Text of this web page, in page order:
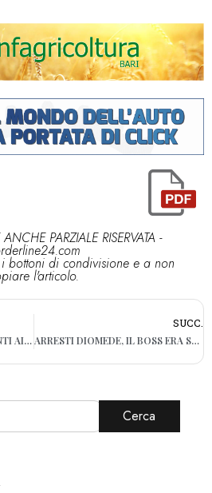
PARZIALE RISERVATA -
bottoni di condivisione e a non
l'articolo.
IL QUESTORE: “COMMERCIANTI AIUTATECI, NOI VI DIFENDEREMO”
SUCC.
ARRESTI DIOMEDE, IL BOSS ERA STATO DIPENDENTE DELL’AMIU
Cerca